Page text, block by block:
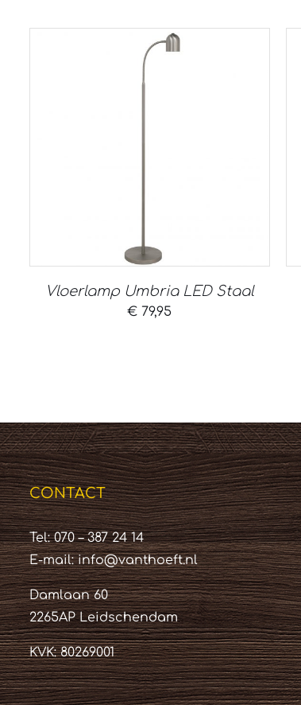
Vloerlamp Umbria LED Staal
€ 79,95
CONTACT
Tel: 070 – 387 24 14
E-mail:info@vanthoeft.nl
Damlaan 60
2265AP Leidschendam
KVK: 80269001